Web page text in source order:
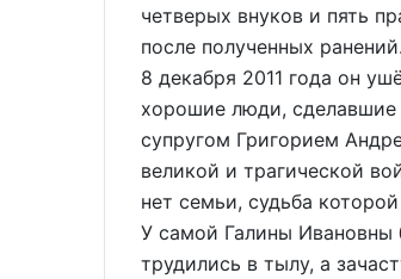
четверых внуков и пять
после полученных
8 декабря 2011 года он
хорошие люди, сделавшие
супругом Григорием
великой и трагической
нет семьи, судьба
У самой Галины Ивановны
трудились в тылу, а